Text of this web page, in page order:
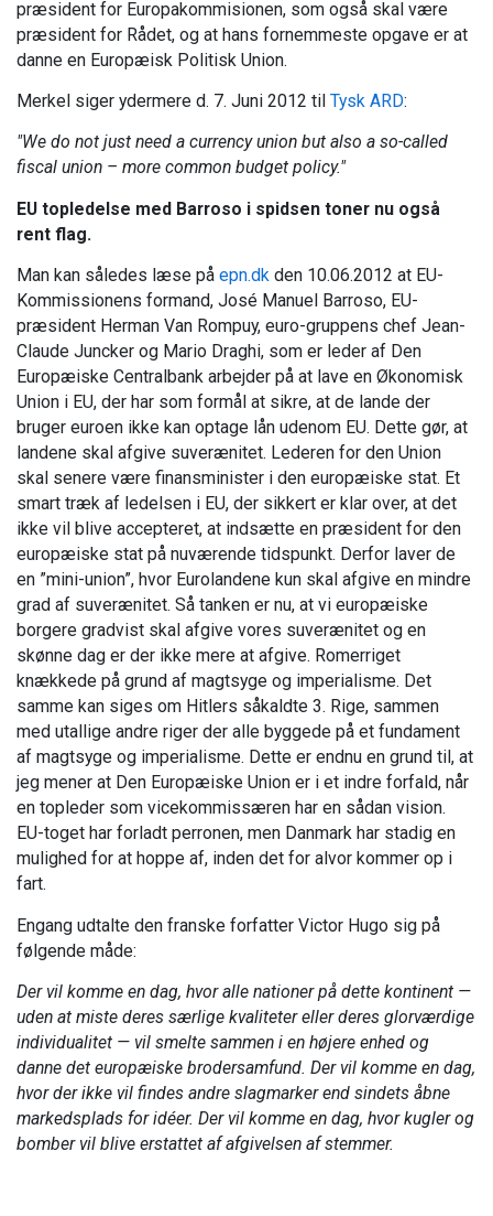
præsident for Europakommisionen, som også skal være
præsident for Rådet, og at hans fornemmeste opgave er at
danne en Europæisk Politisk Union.
Merkel siger ydermere d. 7. Juni 2012 til Tysk ARD:
"We do not just need a currency union but also a so-called
fiscal union – more common budget policy."
EU topledelse med Barroso i spidsen toner nu også
rent flag.
Man kan således læse på epn.dk den 10.06.2012 at EU-
Kommissionens formand, José Manuel Barroso, EU-
præsident Herman Van Rompuy, euro-gruppens chef Jean-
Claude Juncker og Mario Draghi, som er leder af Den
Europæiske Centralbank arbejder på at lave en Økonomisk
Union i EU, der har som formål at sikre, at de lande der
bruger euroen ikke kan optage lån udenom EU. Dette gør, at
landene skal afgive suverænitet. Lederen for den Union
skal senere være finansminister i den europæiske stat. Et
smart træk af ledelsen i EU, der sikkert er klar over, at det
ikke vil blive accepteret, at indsætte en præsident for den
europæiske stat på nuværende tidspunkt. Derfor laver de
en ”mini-union”, hvor Eurolandene kun skal afgive en mindre
grad af suverænitet. Så tanken er nu, at vi europæiske
borgere gradvist skal afgive vores suverænitet og en
skønne dag er der ikke mere at afgive. Romerriget
knækkede på grund af magtsyge og imperialisme. Det
samme kan siges om Hitlers såkaldte 3. Rige, sammen
med utallige andre riger der alle byggede på et fundament
af magtsyge og imperialisme. Dette er endnu en grund til, at
jeg mener at Den Europæiske Union er i et indre forfald, når
en topleder som vicekommissæren har en sådan vision.
EU-toget har forladt perronen, men Danmark har stadig en
mulighed for at hoppe af, inden det for alvor kommer op i
fart.
Engang udtalte den franske forfatter Victor Hugo sig på
følgende måde:
Der vil komme en dag, hvor alle nationer på dette kontinent —
uden at miste deres særlige kvaliteter eller deres glorværdige
individualitet — vil smelte sammen i en højere enhed og
danne det europæiske brodersamfund. Der vil komme en dag,
hvor der ikke vil findes andre slagmarker end sindets åbne
markedsplads for idéer. Der vil komme en dag, hvor kugler og
bomber vil blive erstattet af afgivelsen af stemmer.